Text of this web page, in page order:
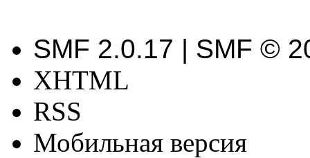
SMF 2.0.17 | SMF ©
XHTML
RSS
Мобильная версия